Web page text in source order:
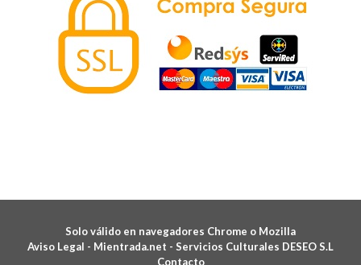
Solo válido en navegadores Chrome o Mozilla
Aviso Legal - Mientrada.net - Servicios Culturales DESEO S.L
Contacto